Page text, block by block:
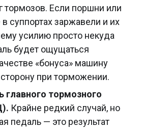
тормозов. Если поршни или
суппортах заржавели и их
усилию просто некуда
будет ощущаться
«бонуса» машину
при торможении.
главного тормозного
Крайне редкий случай, но
педаль — это результат